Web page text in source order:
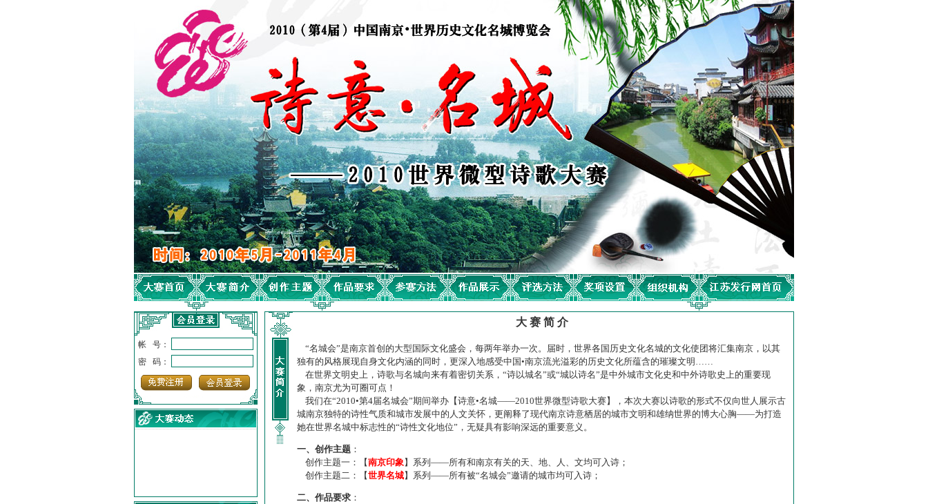
帐 号：
密 码：
·【诗意·名城】地铁展示作...
大 赛 简 介
“名城会”是南京首创的大型国际文化盛会，每两年举办一次。届时，世界各国历史文化名城的文化使团将汇集南京，以其
独有的风格展现自身文化内涵的同时，更深入地感受中国•南京流光溢彩的历史文化所蕴含的璀璨文明……
在世界文明史上，诗歌与名城向来有着密切关系，“诗以城名”或“城以诗名”是中外城市文化史和中外诗歌史上的重要现
象，南京尤为可圈可点！
我们在“2010•第4届名城会”期间举办【诗意•名城——2010世界微型诗歌大赛】，本次大赛以诗歌的形式不仅向世人展示古
城南京独特的诗性气质和城市发展中的人文关怀，更阐释了现代南京诗意栖居的城市文明和雄纳世界的博大心胸——为打造
她在世界名城中标志性的“诗性文化地位”，无疑具有影响深远的重要意义。
一、创作主题 ：
创作主题一：【南京印象】系列——所有和南京有关的天、地、人、文均可入诗；
创作主题二：【世界名城】系列——所有被“名城会”邀请的城市均可入诗；
二、作品要求 ：